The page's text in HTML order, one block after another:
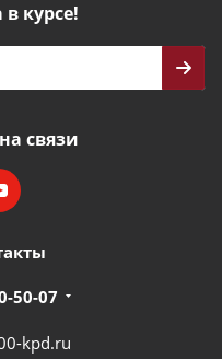
в курсе!
связи
50-07
kpd.ru